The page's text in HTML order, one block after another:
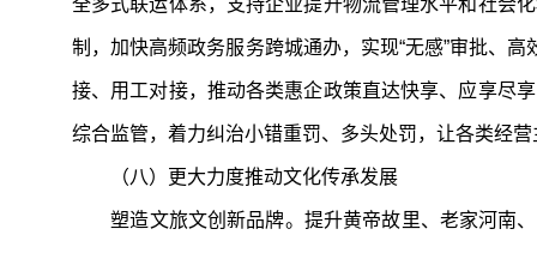
全多式联运体系，支持企业提升物流管理水平和社会
制，加快高频政务服务跨城通办，实现“无感”审批、
接、用工对接，推动各类惠企政策直达快享、应享尽
综合监管，着力纠治小错重罚、多头处罚，让各类经
（八）更大力度推动文化传承发展
塑造文旅文创新品牌。提升黄帝故里、老家河南、